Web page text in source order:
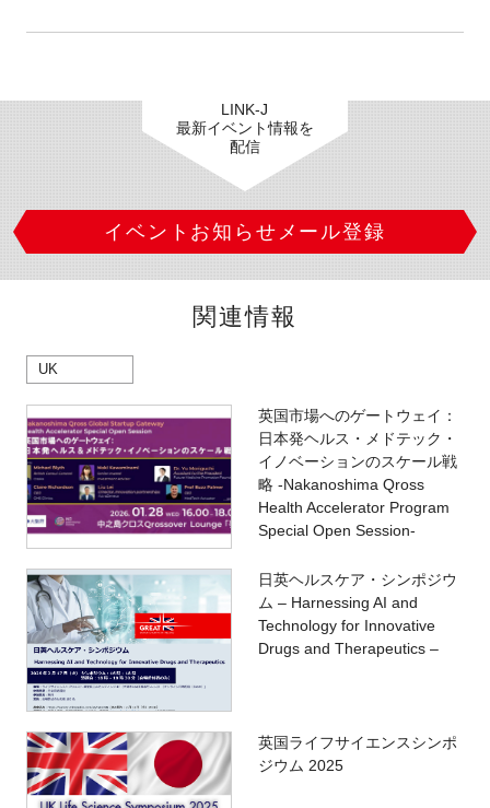
LINK-J
最新イベント情報を
配信
イベントお知らせメール登録
関連情報
UK
英国市場へのゲートウェイ：
日本発ヘルス・メドテック・
イノベーションのスケール戦
略 -Nakanoshima Qross
Health Accelerator Program
Special Open Session-
日英ヘルスケア・シンポジウ
ム – Harnessing AI and
Technology for Innovative
Drugs and Therapeutics –
英国ライフサイエンスシンポ
ジウム 2025